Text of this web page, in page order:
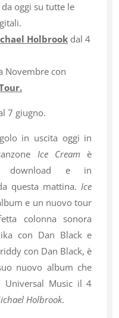
da oggi su tutte le
Holbrookdal 4
Novembre con
7 giugno.
in uscita oggi in
Ice Cream è
download e in
questa mattina.Ice
e un nuovo tour
colonna sonora
con Dan Black e
con Dan Black, è
nuovo album che
Music il 4
Holbrook.